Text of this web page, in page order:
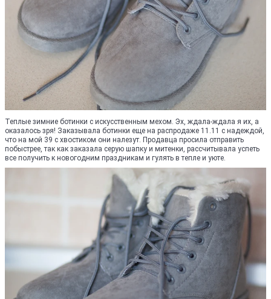
Теплые зимние ботинки с искусственным мехом. Эх, ждала-ждала я их, а
оказалось зря! Заказывала ботинки еще на распродаже 11.11 c надеждой,
что на мой 39 с хвостиком они налезут. Продавца просила отправить
побыстрее, так как заказала серую шапку и митенки, рассчитывала успеть
все получить к новогодним праздникам и гулять в тепле и уюте.